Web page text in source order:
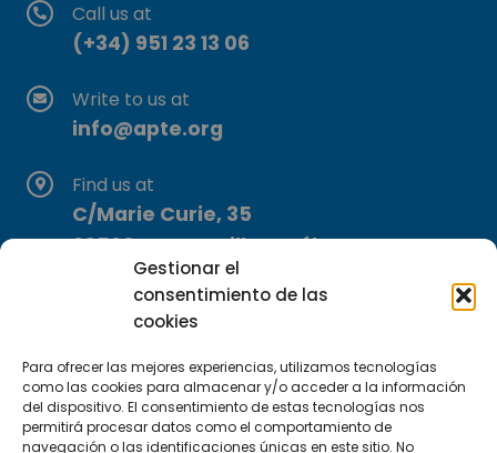
Gestionar el
consentimiento de las
cookies
Para ofrecer las mejores experiencias, utilizamos tecnologías
como las cookies para almacenar y/o acceder a la información
del dispositivo. El consentimiento de estas tecnologías nos
permitirá procesar datos como el comportamiento de
navegación o las identificaciones únicas en este sitio. No
Call us at
(+34) 951 23 13 06
Write to us at
info@apte.org
Find us at
C/Marie Curie, 35
29590 Campanillas, Málaga
Subscribe to our Newsletter